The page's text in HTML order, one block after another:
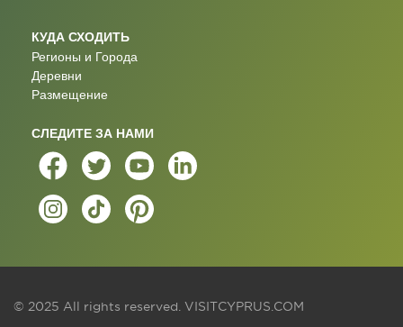
КУДА СХОДИТЬ
Регионы и Города
Деревни
Размещение
СЛЕДИТЕ ЗА НАМИ
© 2025 All rights reserved. VISITCYPRUS.COM